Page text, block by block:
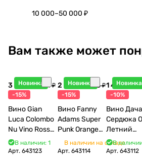
10 000–50 000 ₽
Вам также может
Новинка
3 998 ₽4 704 ₽
-15%
Вино Gian
Luca Colombo
Nu Vino Rosso
2025 750 мл
В наличии: 1
Арт. 643123
Новинка
2 948 ₽3 468 ₽
-15%
Вино Fanny
Adams Super
Punk Orange
2022 750 мл
В наличии на складе
Арт. 643114
Новинка
1 440 ₽1
-10%
Вино Дача
Сердюка
Летний
2024 750
В
Арт.643112